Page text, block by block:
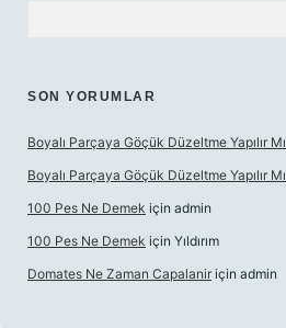
SON YORUMLAR
Boyalı Parçaya Göçük Düzeltme Yapılır Mı
Boyalı Parçaya Göçük Düzeltme Yapılır Mı
100 Pes Ne Demek için admin
100 Pes Ne Demek için Yıldırım
Domates Ne Zaman Capalanir için admin